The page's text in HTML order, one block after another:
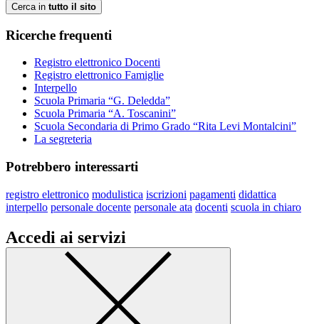
Cerca in tutto il sito
Ricerche frequenti
Registro elettronico Docenti
Registro elettronico Famiglie
Interpello
Scuola Primaria “G. Deledda”
Scuola Primaria “A. Toscanini”
Scuola Secondaria di Primo Grado “Rita Levi Montalcini”
La segreteria
Potrebbero interessarti
registro elettronico modulistica iscrizioni pagamenti didattica
interpello personale docente personale ata docenti scuola in chiaro
Accedi ai servizi